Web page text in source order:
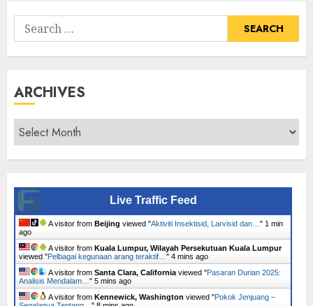
Search
for:
ARCHIVES
Archives
Live Traffic Feed
A visitor from Beijing viewed "Aktiviti Insektisid, Larvisid dan… " 1 min
ago
A visitor from Kuala Lumpur, Wilayah Persekutuan Kuala Lumpur
viewed "Pelbagai kegunaan arang teraktif… " 4 mins ago
A visitor from Santa Clara, California viewed "Pasaran Durian 2025:
Analisis Mendalam… " 5 mins ago
A visitor from Kennewick, Washington viewed "Pokok Jenjuang –